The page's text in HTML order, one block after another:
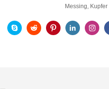
Messing, Kupfer